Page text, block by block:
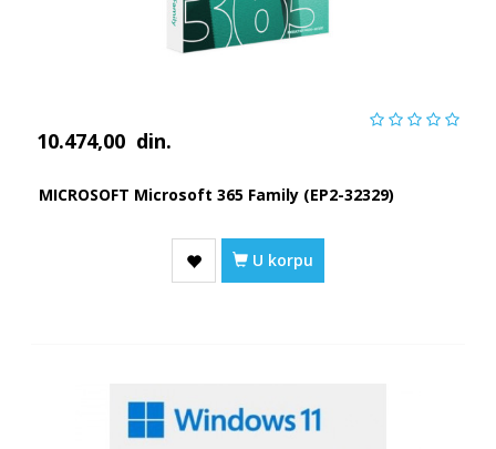
10.474,00 din.
MICROSOFT Microsoft 365 Family (EP2-32329)
U korpu